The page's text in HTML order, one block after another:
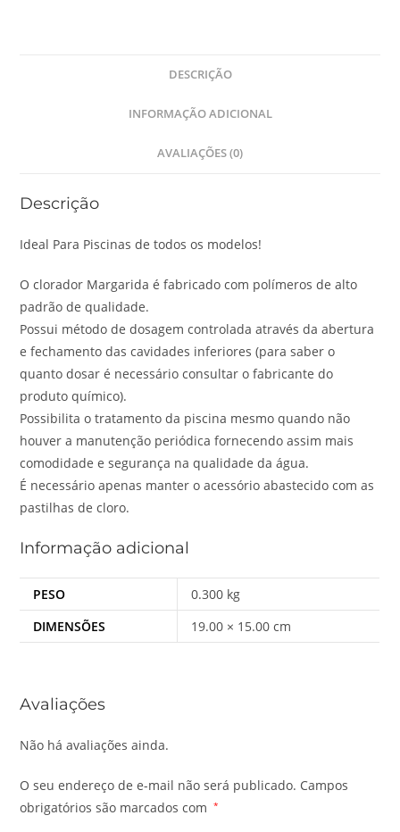
DESCRIÇÃO
INFORMAÇÃO ADICIONAL
AVALIAÇÕES (0)
Descrição
Ideal Para Piscinas de todos os modelos!
O clorador Margarida é fabricado com polímeros de alto
padrão de qualidade.
Possui método de dosagem controlada através da abertura
e fechamento das cavidades inferiores (para saber o
quanto dosar é necessário consultar o fabricante do
produto químico).
Possibilita o tratamento da piscina mesmo quando não
houver a manutenção periódica fornecendo assim mais
comodidade e segurança na qualidade da água.
É necessário apenas manter o acessório abastecido com as
pastilhas de cloro.
Informação adicional
PESO
0.300 kg
DIMENSÕES
19.00 × 15.00 cm
Avaliações
Não há avaliações ainda.
O seu endereço de e-mail não será publicado. Campos
obrigatórios são marcados com
*